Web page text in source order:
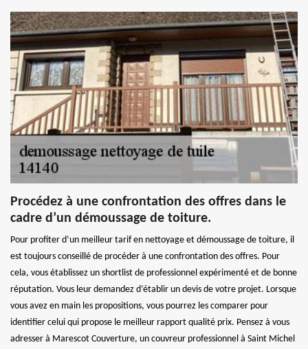
Procédez à une confrontation des offres dans le
cadre d’un démoussage de toiture.
Pour profiter d’un meilleur tarif en nettoyage et démoussage de toiture, il
est toujours conseillé de procéder à une confrontation des offres. Pour
cela, vous établissez un shortlist de professionnel expérimenté et de bonne
réputation. Vous leur demandez d’établir un devis de votre projet. Lorsque
vous avez en main les propositions, vous pourrez les comparer pour
identifier celui qui propose le meilleur rapport qualité prix. Pensez à vous
adresser à Marescot Couverture, un couvreur professionnel à Saint Michel